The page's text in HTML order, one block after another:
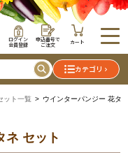
ログイン
会員登録
申込番号で
ご注文 カート
カテゴリ
ット一覧 > ウインターパンジー 花タ
ネ セット